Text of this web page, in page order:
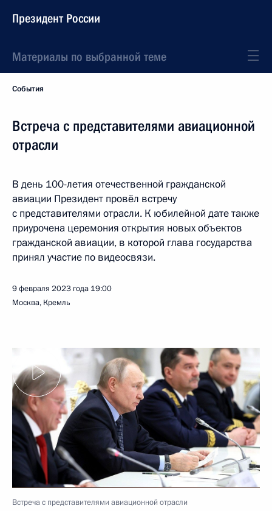
Президент России
Материалы по выбранной теме
События
Встреча с представителями авиационной
отрасли
В день 100-летия отечественной гражданской
авиации Президент провёл встречу
с представителями отрасли. К юбилейной дате также
приурочена церемония открытия новых объектов
гражданской авиации, в которой глава государства
принял участие по видеосвязи.
9 февраля 2023 года 19:00
Москва, Кремль
Встреча с представителями авиационной отрасли